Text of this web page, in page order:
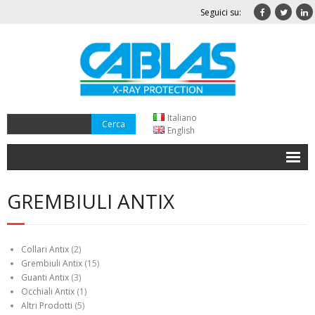
Seguici su:
Italiano
English
Azienda
Dove Siamo
Contatti
GREMBIULI ANTIX
Collari Antix (2)
Grembiuli Antix (15)
Guanti Antix (3)
Occhiali Antix (1)
Altri Prodotti (5)